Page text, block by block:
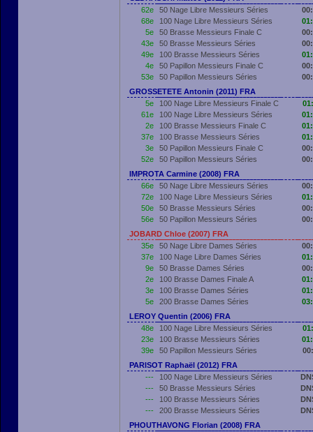
62e
50 Nage Libre Messieurs Séries
68e
100 Nage Libre Messieurs Séries
5e
50 Brasse Messieurs Finale C
43e
50 Brasse Messieurs Séries
49e
100 Brasse Messieurs Séries
4e
50 Papillon Messieurs Finale C
53e
50 Papillon Messieurs Séries
GROSSETETE Antonin (2011) FRA
5e
100 Nage Libre Messieurs Finale C
61e
100 Nage Libre Messieurs Séries
2e
100 Brasse Messieurs Finale C
37e
100 Brasse Messieurs Séries
3e
50 Papillon Messieurs Finale C
52e
50 Papillon Messieurs Séries
IMPROTA Carmine (2008) FRA
66e
50 Nage Libre Messieurs Séries
72e
100 Nage Libre Messieurs Séries
50e
50 Brasse Messieurs Séries
56e
50 Papillon Messieurs Séries
JOBARD Chloe (2007) FRA
35e
50 Nage Libre Dames Séries
37e
100 Nage Libre Dames Séries
9e
50 Brasse Dames Séries
2e
100 Brasse Dames Finale A
3e
100 Brasse Dames Séries
5e
200 Brasse Dames Séries
LEROY Quentin (2006) FRA
48e
100 Nage Libre Messieurs Séries
23e
100 Brasse Messieurs Séries
39e
50 Papillon Messieurs Séries
PARISOT Raphaël (2012) FRA
---
100 Nage Libre Messieurs Séries
---
50 Brasse Messieurs Séries
---
100 Brasse Messieurs Séries
---
200 Brasse Messieurs Séries
PHOUTHAVONG Florian (2008) FRA